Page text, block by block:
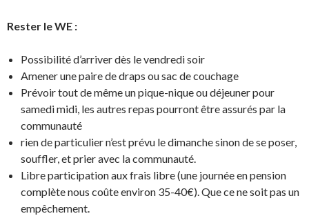
Rester le WE :
Possibilité d’arriver dès le vendredi soir
Amener une paire de draps ou sac de couchage
Prévoir tout de même un pique-nique ou déjeuner pour
samedi midi, les autres repas pourront être assurés par la
communauté
rien de particulier n’est prévu le dimanche sinon de se poser,
souffler, et prier avec la communauté.
Libre participation aux frais libre (une journée en pension
complète nous coûte environ 35-40€). Que ce ne soit pas un
empêchement.